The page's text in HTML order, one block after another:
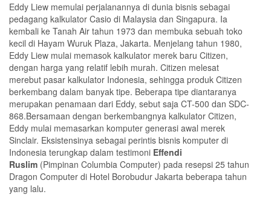
Eddy Liew memulai perjalanannya di dunia bisnis sebagai
pedagang kalkulator Casio di Malaysia dan Singapura. Ia
kembali ke Tanah Air tahun 1973 dan membuka sebuah toko
kecil di Hayam Wuruk Plaza, Jakarta. Menjelang tahun 1980,
Eddy Liew mulai memasok kalkulator merek baru Citizen,
dengan harga yang relatif lebih murah. Citizen melesat
merebut pasar kalkulator Indonesia, sehingga produk Citizen
berkembang dalam banyak tipe. Beberapa tipe diantaranya
merupakan penamaan dari Eddy, sebut saja CT-500 dan SDC-
868.Bersamaan dengan berkembangnya kalkulator Citizen,
Eddy mulai memasarkan komputer generasi awal merek
Sinclair. Eksistensinya sebagai perintis bisnis komputer di
Indonesia terungkap dalam testimoni Effendi
Ruslim (Pimpinan Columbia Computer) pada resepsi 25 tahun
Dragon Computer di Hotel Borobudur Jakarta beberapa tahun
yang lalu.